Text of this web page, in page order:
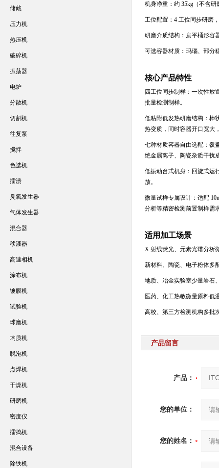
机身净重：约 35kg（不含
工位配置：4 工位同步研磨
研磨介质结构：扁平桶形容
可选容器材质：玛瑙、部分
核心产品特性
四工位同步制样：一次性放
批量检测制样。
低粘附低发热研磨结构：棒
热变质，同时容器开口宽大
七种材质容器自由选配：覆
绝金属离子、陶瓷杂质干扰
低振动台式机身：回旋式运
放。
微量试样专属设计：适配
分析等精密检测前置制样需
适用加工场景
X 射线荧光、元素光谱分析
新材料、陶瓷、电子粉体多
地质、冶金实验室少量岩石
医药、化工热敏微量原料低
高校、第三方检测机构多批
产品留言
产品：
您的单位：
您的姓名：
储藏
压力机
热压机
破碎机
振荡器
电炉
分散机
切割机
往复泵
搅拌
色选机
擂溃
臭氧发生器
气体发生器
混合器
移液器
高速相机
涂布机
镀膜机
试验机
球磨机
均质机
脱泡机
点焊机
干燥机
研磨机
密度仪
擂捣机
混合设备
除铁机